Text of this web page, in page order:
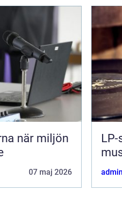
07 maj 2026 admin